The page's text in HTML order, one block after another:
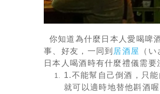
你知道為什麼日本人愛喝啤
事、好友，一同到 居酒屋
（
日本人喝酒時有什麼禮儀需要
1.不能幫自己倒酒，只
就可以適時地替他斟酒喔